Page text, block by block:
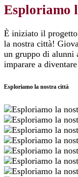
Esploriamo
È iniziato il
la nostra città!
un gruppo di alunni
imparare a
Esploriamo la nostra città